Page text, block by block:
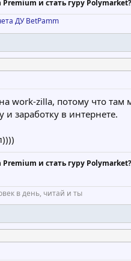
и стать гуру Polymarket?
ДУ BetPamm
work-zilla, потому что
заработку в интернете.
и стать гуру Polymarket?
в день, читай и ты